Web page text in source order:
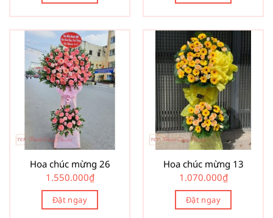
Hoa chúc mừng 26
1.550.000₫
Đặt ngay
Hoa chúc mừng 13
1.070.000₫
Đặt ngay